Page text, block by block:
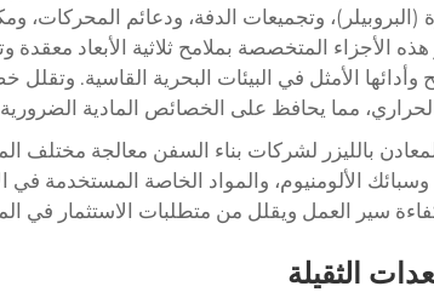
وتجميعات الدفة، ودعائم المحركات،
هذه الأجزاء المتخصصة بملامح ثلاثية الأبعاد
وأدائها الأمثل في البيئات البحرية القاسية.
مما يحافظ على الخصائص المادية الضرورية
بالليزر لشركات بناء السفن معالجة مختلف
وسبائك الألومنيوم، والمواد الخاصة المستخدمة
سير العمل ويقلل من متطلبات الاستثمار في
الثقيلة